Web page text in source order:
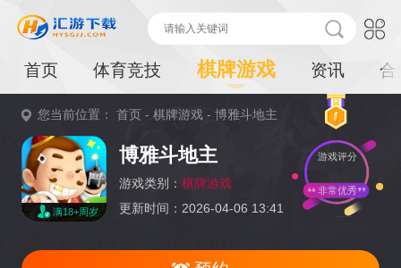
首页 体育竞技 棋牌游戏 资讯 合
您当前位置：首页 -棋牌游戏 -博雅斗地主
满18+周岁
博雅斗地主
游戏类别： 棋牌游戏
更新时间：2026-04-06 13:41
游戏评分
非常优秀
提